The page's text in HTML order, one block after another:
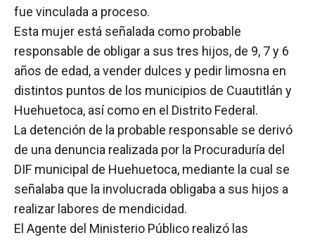
fue vinculada a proceso.
Esta mujer está señalada como probable
responsable de obligar a sus tres hijos, de 9, 7 y 6
años de edad, a vender dulces y pedir limosna en
distintos puntos de los municipios de Cuautitlán y
Huehuetoca, así como en el Distrito Federal.
La detención de la probable responsable se derivó
de una denuncia realizada por la Procuraduría del
DIF municipal de Huehuetoca, mediante la cual se
señalaba que la involucrada obligaba a sus hijos a
realizar labores de mendicidad.
El Agente del Ministerio Público realizó las